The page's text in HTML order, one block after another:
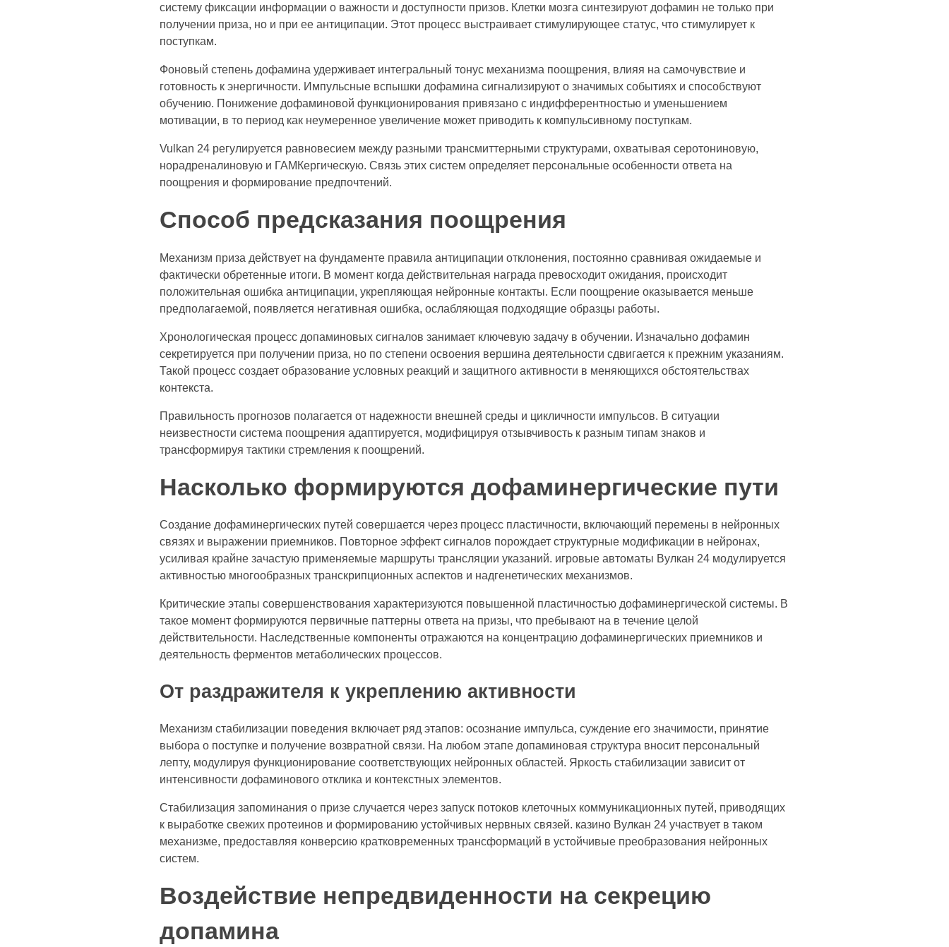
систему фиксации информации о важности и доступности призов. Клетки мозга синтезируют дофамин не только при
получении приза, но и при ее антиципации. Этот процесс выстраивает стимулирующее статус, что стимулирует к
поступкам.
Фоновый степень дофамина удерживает интегральный тонус механизма поощрения, влияя на самочувствие и
готовность к энергичности. Импульсные вспышки дофамина сигнализируют о значимых событиях и способствуют
обучению. Понижение дофаминовой функционирования привязано с индифферентностью и уменьшением
мотивации, в то период как неумеренное увеличение может приводить к компульсивному поступкам.
Vulkan 24 регулируется равновесием между разными трансмиттерными структурами, охватывая серотониновую,
норадреналиновую и ГАМКергическую. Связь этих систем определяет персональные особенности ответа на
поощрения и формирование предпочтений.
Способ предсказания поощрения
Механизм приза действует на фундаменте правила антиципации отклонения, постоянно сравнивая ожидаемые и
фактически обретенные итоги. В момент когда действительная награда превосходит ожидания, происходит
положительная ошибка антиципации, укрепляющая нейронные контакты. Если поощрение оказывается меньше
предполагаемой, появляется негативная ошибка, ослабляющая подходящие образцы работы.
Хронологическая процесс допаминовых сигналов занимает ключевую задачу в обучении. Изначально дофамин
секретируется при получении приза, но по степени освоения вершина деятельности сдвигается к прежним указаниям.
Такой процесс создает образование условных реакций и защитного активности в меняющихся обстоятельствах
контекста.
Правильность прогнозов полагается от надежности внешней среды и цикличности импульсов. В ситуации
неизвестности система поощрения адаптируется, модифицируя отзывчивость к разным типам знаков и
трансформируя тактики стремления к поощрений.
Насколько формируются дофаминергические пути
Создание дофаминергических путей совершается через процесс пластичности, включающий перемены в нейронных
связях и выражении приемников. Повторное эффект сигналов порождает структурные модификации в нейронах,
усиливая крайне зачастую применяемые маршруты трансляции указаний. игровые автоматы Вулкан 24 модулируется
активностью многообразных транскрипционных аспектов и надгенетических механизмов.
Критические этапы совершенствования характеризуются повышенной пластичностью дофаминергической системы. В
такое момент формируются первичные паттерны ответа на призы, что пребывают на в течение целой
действительности. Наследственные компоненты отражаются на концентрацию дофаминергических приемников и
деятельность ферментов метаболических процессов.
От раздражителя к укреплению активности
Механизм стабилизации поведения включает ряд этапов: осознание импульса, суждение его значимости, принятие
выбора о поступке и получение возвратной связи. На любом этапе допаминовая структура вносит персональный
лепту, модулируя функционирование соответствующих нейронных областей. Яркость стабилизации зависит от
интенсивности дофаминового отклика и контекстных элементов.
Стабилизация запоминания о призе случается через запуск потоков клеточных коммуникационных путей, приводящих
к выработке свежих протеинов и формированию устойчивых нервных связей. казино Вулкан 24 участвует в таком
механизме, предоставляя конверсию кратковременных трансформаций в устойчивые преобразования нейронных
систем.
Воздействие непредвиденности на секрецию
допамина